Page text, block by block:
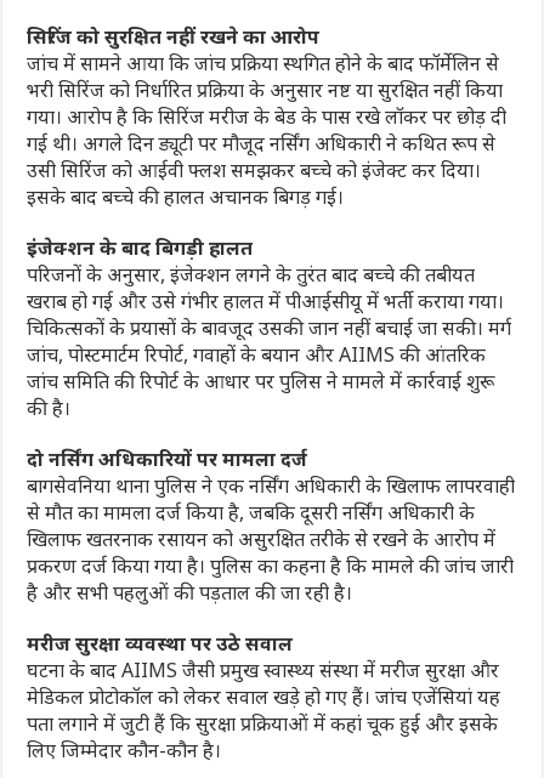
सिरिंज को सुरक्षित नहीं रखने का आरोप
जांच में सामने आया कि जांच प्रक्रिया स्थगित होने के बाद फॉर्मेलिन से
भरी सिरिंज को निर्धारित प्रक्रिया के अनुसार नष्ट या सुरक्षित नहीं किया
गया। आरोप है कि सिरिंज मरीज के बेड के पास रखे लॉकर पर छोड़ दी
गई थी। अगले दिन ड्यूटी पर मौजूद नर्सिंग अधिकारी ने कथित रूप से
उसी सिरिंज को आईवी फ्लश समझकर बच्चे को इंजेक्ट कर दिया।
इसके बाद बच्चे की हालत अचानक बिगड़ गई।
इंजेक्शन के बाद बिगड़ी हालत
परिजनों के अनुसार, इंजेक्शन लगने के तुरंत बाद बच्चे की तबीयत
खराब हो गई और उसे गंभीर हालत में पीआईसीयू में भर्ती कराया गया।
चिकित्सकों के प्रयासों के बावजूद उसकी जान नहीं बचाई जा सकी। मर्ग
जांच, पोस्टमार्टम रिपोर्ट, गवाहों के बयान और AIIMS की आंतरिक
जांच समिति की रिपोर्ट के आधार पर पुलिस ने मामले में कार्रवाई शुरू
की है।
दो नर्सिंग अधिकारियों पर मामला दर्ज
बागसेवनिया थाना पुलिस ने एक नर्सिंग अधिकारी के खिलाफ लापरवाही
से मौत का मामला दर्ज किया है, जबकि दूसरी नर्सिंग अधिकारी के
खिलाफ खतरनाक रसायन को असुरक्षित तरीके से रखने के आरोप में
प्रकरण दर्ज किया गया है। पुलिस का कहना है कि मामले की जांच जारी
है और सभी पहलुओं की पड़ताल की जा रही है।
मरीज सुरक्षा व्यवस्था पर उठे सवाल
घटना के बाद AIIMS जैसी प्रमुख स्वास्थ्य संस्था में मरीज सुरक्षा और
मेडिकल प्रोटोकॉल को लेकर सवाल खड़े हो गए हैं। जांच एजेंसियां यह
पता लगाने में जुटी हैं कि सुरक्षा प्रक्रियाओं में कहां चूक हुई और इसके
लिए जिम्मेदार कौन-कौन है।